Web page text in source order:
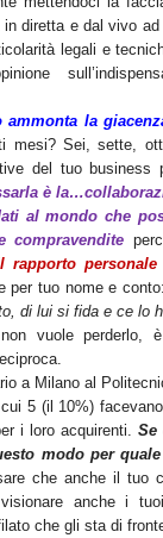
diretta e dal vivo
legali e
ammonta la
mesi? Sei, sette,
del tuo business
è
al mondo che
compravendite
rapporto
per tuo nome e
di lui si fida e ce lo
vuole perderlo,
a Milano al
5 (il 10%)
i loro acquirenti. Se
modo per
che anche il tuo
anche i
che gli sta di